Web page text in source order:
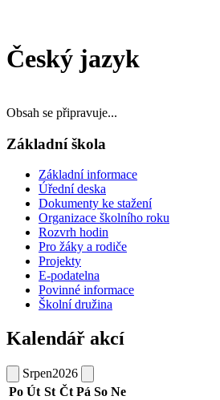
Český jazyk
Obsah se připravuje...
Základní škola
Základní informace
Úřední deska
Dokumenty ke stažení
Organizace školního roku
Rozvrh hodin
Pro žáky a rodiče
Projekty
E-podatelna
Povinné informace
Školní družina
Kalendář akcí
Srpen2026
Po Út St Čt Pá So Ne